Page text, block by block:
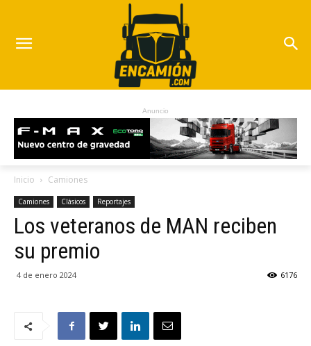
Anuncio
Inicio Camiones
Camiones Clásicos Reportajes
Los veteranos de MAN reciben
su premio
4 de enero 2024 6176